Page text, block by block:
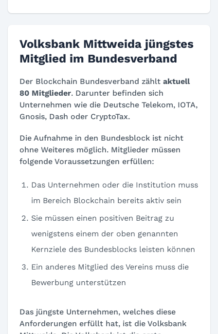
Volksbank Mittweida jüngstes
Mitglied im Bundesverband
Der Blockchain Bundesverband zählt aktuell
80 Mitglieder. Darunter befinden sich
Unternehmen wie die Deutsche Telekom, IOTA,
Gnosis, Dash oder CryptoTax.
Die Aufnahme in den Bundesblock ist nicht
ohne Weiteres möglich. Mitglieder müssen
folgende Voraussetzungen erfüllen:
Das Unternehmen oder die Institution muss
im Bereich Blockchain bereits aktiv sein
Sie müssen einen positiven Beitrag zu
wenigstens einem der oben genannten
Kernziele des Bundesblocks leisten können
Ein anderes Mitglied des Vereins muss die
Bewerbung unterstützen
Das jüngste Unternehmen, welches diese
Anforderungen erfüllt hat, ist die Volksbank